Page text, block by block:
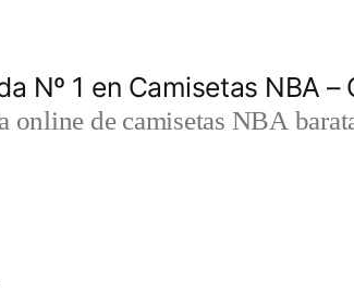
Nº 1 en Camisetas NBA –
online de camisetas NBA